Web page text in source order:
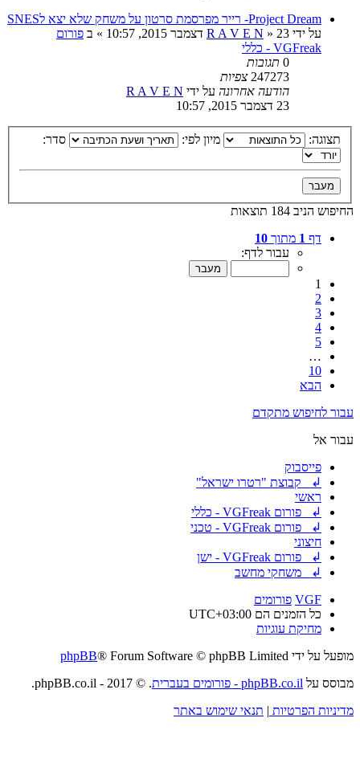
Project Dream- רייר מפרסמת סרטון על משחק שלא יצא לSNES
על ידי
R A V E N » 23 דצמבר 2015, 10:57 » ב פורום
VGFreak - כללי
0 תגובות
247273 צפיות
הודעה אחרונה על ידי R A V E N
23 דצמבר 2015, 10:57
תצוגה: מיון לפי: סדר:
החיפוש הניב 184 תוצאות
דף 1 מתוך 10
עבור לדף:
1
2
3
4
5
…
10
הבא
עבור לחיפוש מתקדם
עבור אל
פייסבוק
↲ קבוצת "רטרו ישראל"
ראשי
↲ פורום VGFreak - כללי
↲ פורום VGFreak - טכני
חיצוני
↲ פורום VGFreak - ישן
↲ משחקי מחשב
VGF פורומים
כל הזמנים הם UTC+03:00
מחיקת עוגיות
מופעל על ידי
phpBB® Forum Software © phpBB Limited
מבוסס על phpBB.co.il - פורומים בעברית
. © 2017 - phpBB.co.il.
מדיניות הפרטיות | תנאי שימוש באתר